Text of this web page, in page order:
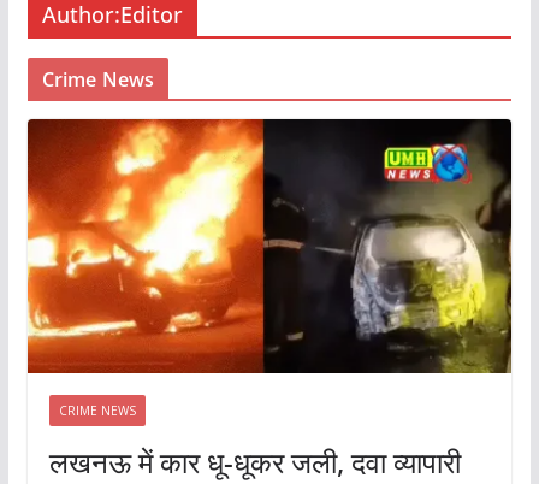
Author:Editor
Crime News
CRIME NEWS
लखनऊ में कार धू-धूकर जली, दवा व्यापारी